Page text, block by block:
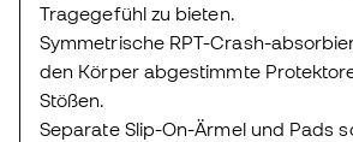
Tragegefühl zu bieten.
Symmetrische RPT-Crash-
den Körper abgestimmte
Stößen.
Separate Slip-On-Ärmel und Pads